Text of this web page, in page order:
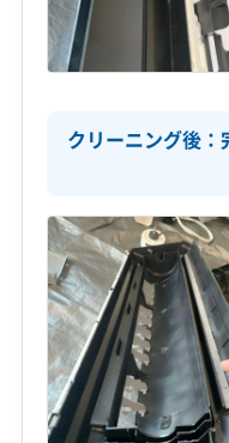
クリーニング後